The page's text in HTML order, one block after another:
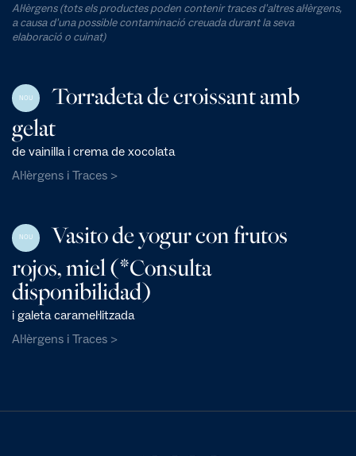
Al·lèrgens (tots els productes poden contenir traces d'altres al·lèrgens,
a causa d'una possible contaminació creuada durant la seva
elaboració o cuinat)
NOU
Torradeta de croissant amb
gelat
de vainilla i crema de xocolata
Al·lèrgens i Traces >
NOU
Vasito de yogur con frutos
rojos, miel (*Consulta
disponibilidad)
i galeta caramel·litzada
Al·lèrgens i Traces >